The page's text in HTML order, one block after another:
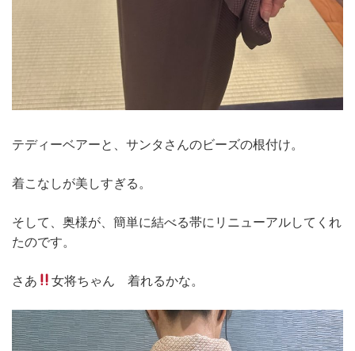
テディーベアーと、サンタさんのビーズの根付け。
着こなしが美しすぎる。
そして、奥様が、簡単に結べる帯にリニューアルしてくれ
たのです。
さあ 女将ちゃん 着れるかな。